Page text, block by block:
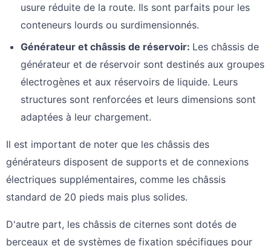
usure réduite de la route. Ils sont parfaits pour les
conteneurs lourds ou surdimensionnés.
Générateur et châssis de réservoir: Les châssis de
générateur et de réservoir sont destinés aux groupes
électrogènes et aux réservoirs de liquide. Leurs
structures sont renforcées et leurs dimensions sont
adaptées à leur chargement.
Il est important de noter que les châssis des
générateurs disposent de supports et de connexions
électriques supplémentaires, comme les châssis
standard de 20 pieds mais plus solides.
D'autre part, les châssis de citernes sont dotés de
berceaux et de systèmes de fixation spécifiques pour